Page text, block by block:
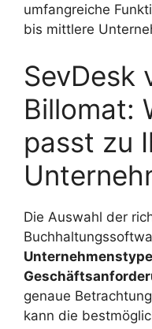
umfangreiche
bis mittlere
SevDesk
Billomat:
passt zu
Die Auswahl der
genaue
kann die